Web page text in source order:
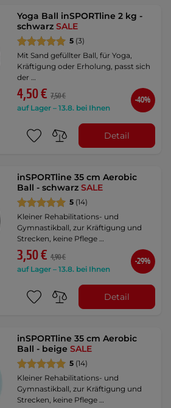
Yoga Ball inSPORTline 2 kg -
schwarzSALE
5 (3)
Mit Sand gefüllter Ball, für Yoga,
Kräftigung oder Erholung, passt sich
der …
4,50 € 7,50 €
auf Lager – 13.8. bei Ihnen
-40%
Detail
inSPORTline 35 cm Aerobic
Ball - schwarzSALE
5 (14)
Kleiner Rehabilitations- und
Gymnastikball, zur Kräftigung und
Strecken, keine Pflege …
3,50 € 4,90 €
auf Lager – 13.8. bei Ihnen
-29%
Detail
inSPORTline 35 cm Aerobic
Ball - beigeSALE
5 (14)
Kleiner Rehabilitations- und
Gymnastikball, zur Kräftigung und
Strecken, keine Pflege …